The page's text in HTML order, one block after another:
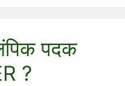
पदक
?